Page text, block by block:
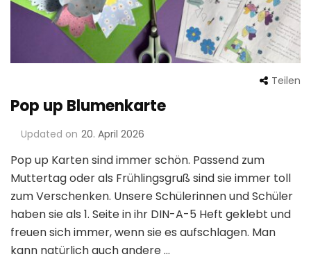
Teilen
Pop up Blumenkarte
Updated on 20. April 2026
Pop up Karten sind immer schön. Passend zum
Muttertag oder als Frühlingsgruß sind sie immer toll
zum Verschenken. Unsere Schülerinnen und Schüler
haben sie als 1. Seite in ihr DIN-A-5 Heft geklebt und
freuen sich immer, wenn sie es aufschlagen. Man
kann natürlich auch andere …